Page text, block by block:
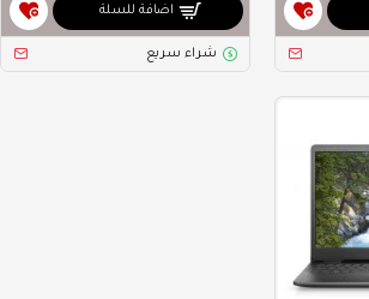
اضافة للسلة
شراء سريع